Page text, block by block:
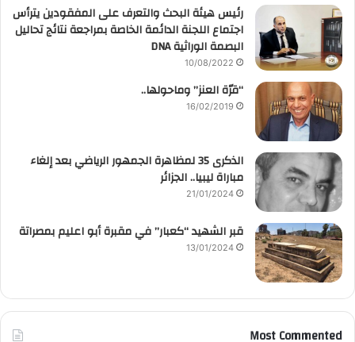
رئيس هيئة البحث والتعرف على المفقودين يترأس
اجتماع اللجنة الدائمة الخاصة بمراجعة نتائج تحاليل
البصمة الوراثية DNA
10/08/2022
“قرّة العنز” وماحولها..
16/02/2019
الذكرى 35 لمظاهرة الجمهور الرياضي بعد إلغاء
مباراة ليبيا.. الجزائر
21/01/2024
قبر الشهيد “كعبار” في مقبرة أبو اعليم بمصراتة
13/01/2024
Most Commented